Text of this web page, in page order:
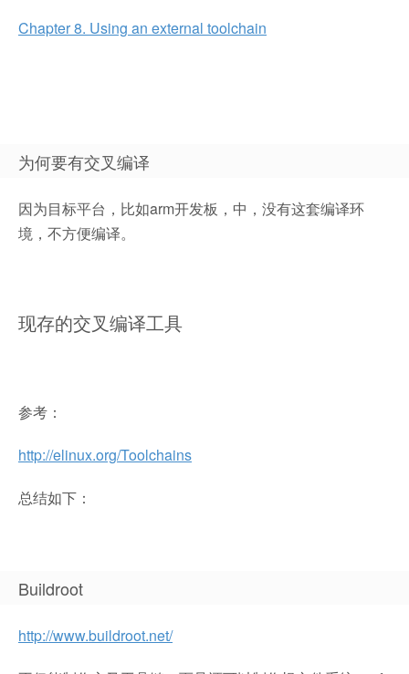
Chapter 8. Using an external toolchain
为何要有交叉编译
因为目标平台，比如arm开发板，中，没有这套编译环
境，不方便编译。
现存的交叉编译工具
参考：
http://elinux.org/Toolchains
总结如下：
Buildroot
http://www.buildroot.net/